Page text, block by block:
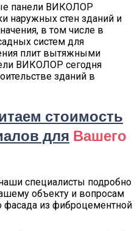
панели ВИКОЛОР
наружных стен зданий и
в том числе в
систем для
плит вытяжными
ВИКОЛОР сегодня
зданий в
стоимость
для Вашего
специалисты подробно
объекту и вопросам
фасада из фиброцементной